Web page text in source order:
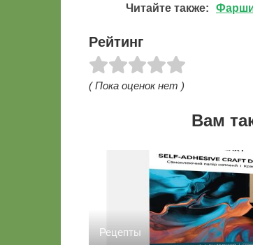
Читайте также:
Рейтинг
( Пока оценок нет )
Вам
Рецепты